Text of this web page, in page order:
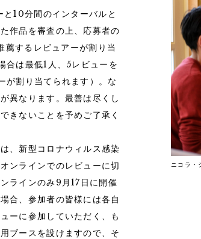
10分間のインターバルと
作品を審査の上、応募者の
するレビュアーが割り当
合は最低1人、5レビューを
が割り当てられます）。な
異なります。最善は尽くし
きないことを予めご了承く
、新型コロナウィルス感染
ンラインでのレビューに切
ラインのみ9月17日に開催
合、参加者の皆様には各自
ーに参加していただく、も
ブースを設けますので、そ
ニコラ